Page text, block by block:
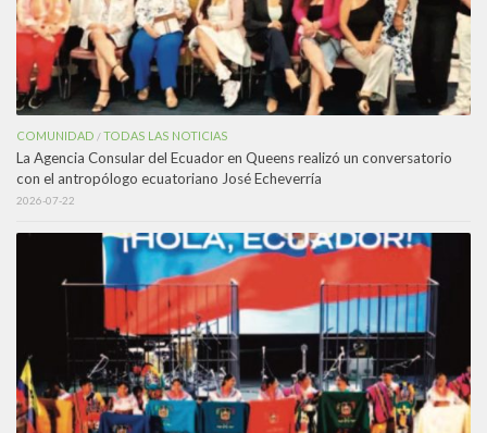
COMUNIDAD /TODAS LAS NOTICIAS
La Agencia Consular del Ecuador en Queens realizó un conversatorio
con el antropólogo ecuatoriano José Echeverría
2026-07-22